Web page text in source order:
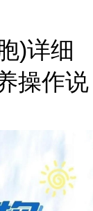
)详细
操作说